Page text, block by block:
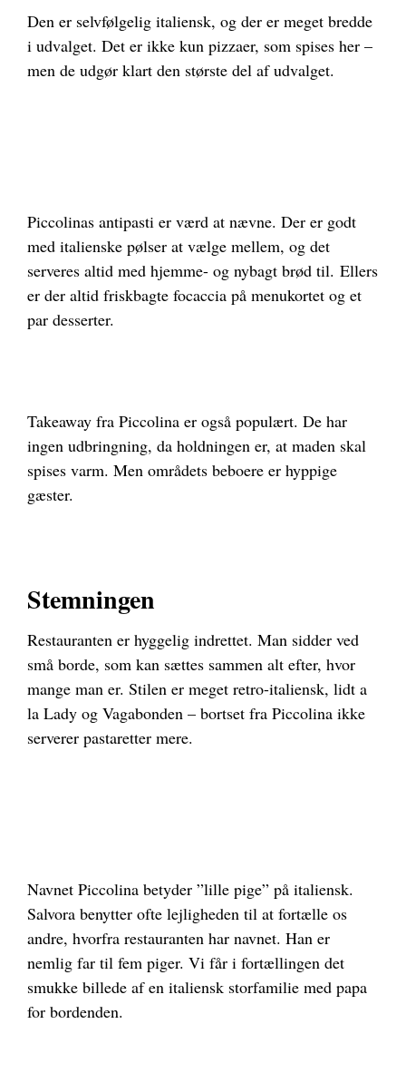
Den er selvfølgelig italiensk, og der er meget bredde
i udvalget. Det er ikke kun pizzaer, som spises her –
men de udgør klart den største del af udvalget.
Piccolinas antipasti er værd at nævne. Der er godt
med italienske pølser at vælge mellem, og det
serveres altid med hjemme- og nybagt brød til. Ellers
er der altid friskbagte focaccia på menukortet og et
par desserter.
Takeaway fra Piccolina er også populært. De har
ingen udbringning, da holdningen er, at maden skal
spises varm. Men områdets beboere er hyppige
gæster.
Stemningen
Restauranten er hyggelig indrettet. Man sidder ved
små borde, som kan sættes sammen alt efter, hvor
mange man er. Stilen er meget retro-italiensk, lidt a
la Lady og Vagabonden – bortset fra Piccolina ikke
serverer pastaretter mere.
Navnet Piccolina betyder ”lille pige” på italiensk.
Salvora benytter ofte lejligheden til at fortælle os
andre, hvorfra restauranten har navnet. Han er
nemlig far til fem piger. Vi får i fortællingen det
smukke billede af en italiensk storfamilie med papa
for bordenden.